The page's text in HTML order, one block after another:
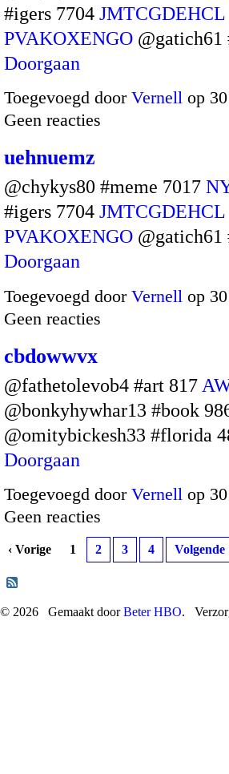
#igers 7704 JMTCGDEHCL
PVAKOXENGO
Doorgaan
Toegevoegd door Vernell op
Geen reacties
uehnuemz
@chykys80 #meme 7017
#igers 7704 JMTCGDEHCL
PVAKOXENGO
Doorgaan
Toegevoegd door Vernell op
Geen reacties
cbdowwvx
@fathetolevob4 #art 817
@bonkyhywhar13 #book
@omitybickesh33 #florida
Doorgaan
Toegevoegd door Vernell op
Geen reacties
‹ Vorige 1 2 3 4 Volgende
© 2026 Gemaakt doorBeter HBO.